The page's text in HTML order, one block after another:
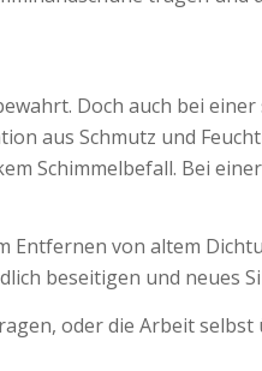
Doch auch bei
aus Schmutz und
Schimmelbefall. Bei
Entfernen von altem
beseitigen und neues
oder die Arbeit selbst